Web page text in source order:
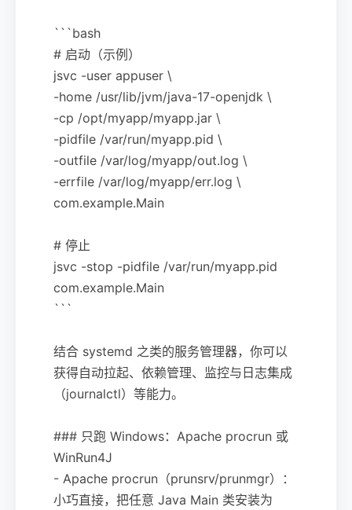
```bash
# 启动（示例）
jsvc -user appuser \
-home /usr/lib/jvm/java-17-openjdk \
-cp /opt/myapp/myapp.jar \
-pidfile /var/run/myapp.pid \
-outfile /var/log/myapp/out.log \
-errfile /var/log/myapp/err.log \
com.example.Main
# 停止
jsvc -stop -pidfile /var/run/myapp.pid
com.example.Main
```
结合 systemd 之类的服务管理器，你可以
获得自动拉起、依赖管理、监控与日志集成
（journalctl）等能力。
### 只跑 Windows：Apache procrun 或
WinRun4J
- Apache procrun（prunsrv/prunmgr）：
小巧直接，把任意 Java Main 类安装为